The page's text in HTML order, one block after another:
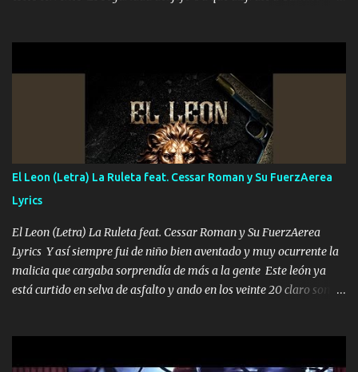
ni tampoco las mujeres porque es platica de grandes por eso hay
que estar alegres doy las instrucciones para atender los deberes
Música Si es que salta algún problema de confianza tengo gente
ahí está el Hombre Cuarenta y también Pariente 7 arreglan
cualquier problema no más es cuestión que ordené NOS HACE
FALTA UN HERMANO DE CLAVE ERA EL 24 SIEMPRE FUE UN
HOMBRE VALIENTE POR ALGO M'URIÓ PELEAND0 SIEMPRE
VIO POR LA FAMILIA PARA QUE SIGA EL LEGADO Es el DOS de
los HERMANOS un cerebro inteligente y com...
El Leon (Letra) La Ruleta feat. Cessar Roman y Su FuerzAerea
Lyrics
El Leon (Letra) La Ruleta feat. Cessar Roman y Su FuerzAerea
Lyrics Y así siempre fui de niño bien aventado y muy ocurrente la
malicia que cargaba sorprendía de más a la gente Este león ya
está curtido en selva de asfalto y ando en los veinte 20 claro son
pa más pues hay charola les voy a dar hasta topar pues no hay de